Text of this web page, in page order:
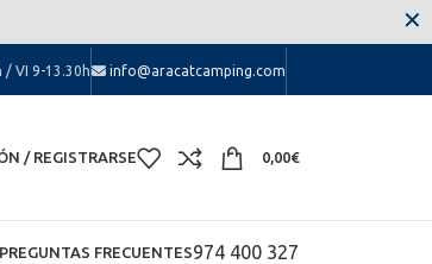
/ VI 9-13.30h info@aracatcamping.com
/ REGISTRARSE 0,00€
PREGUNTAS FRECUENTES974 400 327
✕